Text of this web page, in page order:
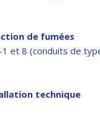
de fumées
et 8 (conduits de
technique